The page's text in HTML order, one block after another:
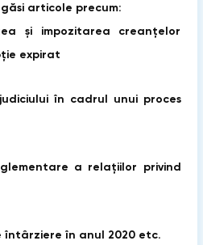
articole precum:
impozitarea creanțelor
expirat
în cadrul unui proces
a relațiilor privind
în anul 2020 etc.